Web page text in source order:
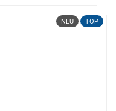
NEU TOP